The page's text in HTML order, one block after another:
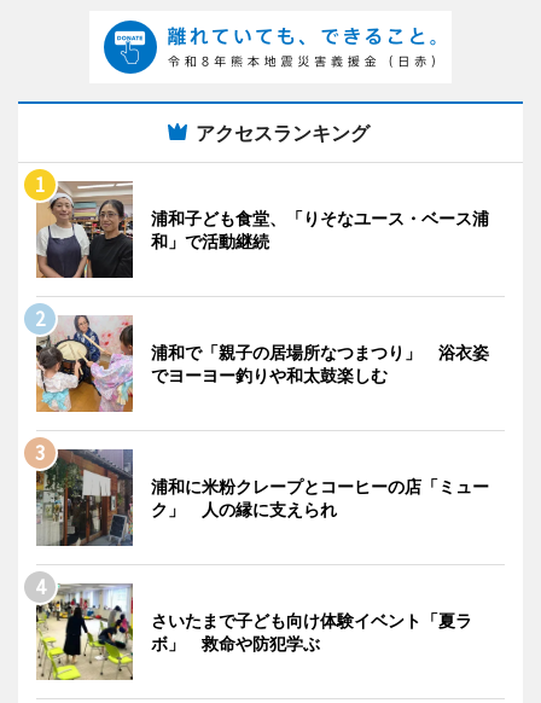
アクセスランキング
浦和子ども食堂、「りそなユース・ベース浦
和」で活動継続
浦和で「親子の居場所なつまつり」 浴衣姿
でヨーヨー釣りや和太鼓楽しむ
浦和に米粉クレープとコーヒーの店「ミュー
ク」 人の縁に支えられ
さいたまで子ども向け体験イベント「夏ラ
ボ」 救命や防犯学ぶ